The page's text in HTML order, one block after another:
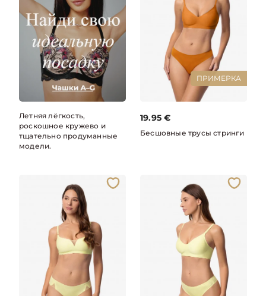
Летняя лёгкость,
роскошное кружево и
тщательно продуманные
модели.
ПРИМЕРКА
19.95 €
Бесшовные трусы стринги